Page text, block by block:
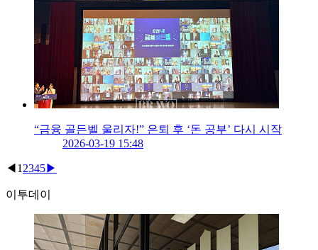
“금융 골든벨 울리자!” 은퇴 후 ‘돈 공부’ 다시 시작
2026-03-19 15:48
◀ 1 2345▶
이투데이